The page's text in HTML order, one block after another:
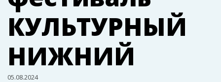
КУЛЬТУРНЫЙ
НИЖНИЙ
05.08.2024